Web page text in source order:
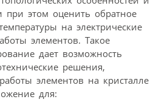
при этом оценить обратное
на электрические
элементов. Такое
дает возможность
решения,
элементов на кристалле
для: